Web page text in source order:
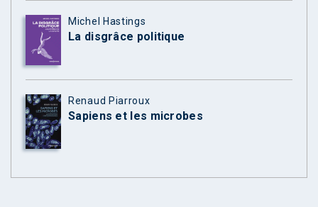
Michel Hastings
La disgrâce politique
Renaud Piarroux
Sapiens et les microbes